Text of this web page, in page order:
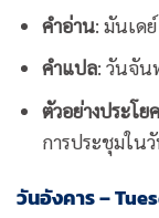
คำอ่าน: มันเดย์
คำแปล: วันจัน
ตัวอย่างประโยค
การประชุมใน
วันอังคาร –